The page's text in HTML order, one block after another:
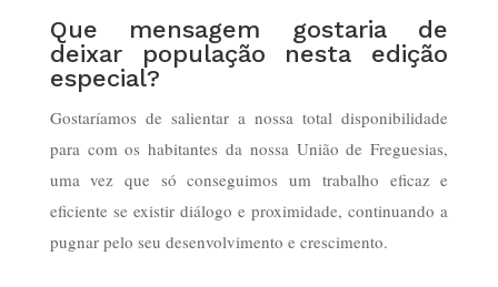
Que mensagem gostaria de
deixar população nesta edição
especial?
Gostaríamos de salientar a nossa total disponibilidade
para com os habitantes da nossa União de Freguesias,
uma vez que só conseguimos um trabalho eficaz e
eficiente se existir diálogo e proximidade, continuando a
pugnar pelo seu desenvolvimento e crescimento.